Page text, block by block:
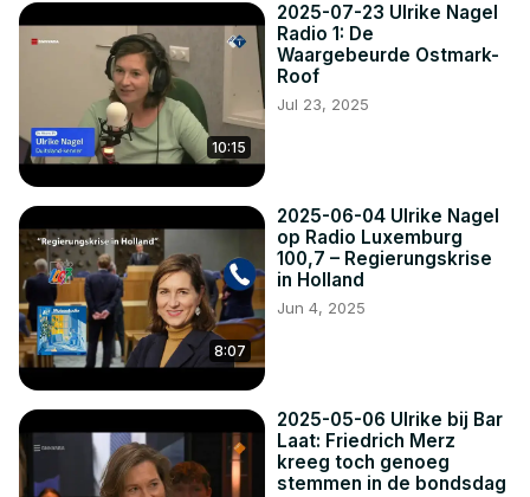
10:15
2025-07-23 Ulrike Nagel
Radio 1: De
Waargebeurde Ostmark-
Roof
Jul 23, 2025
8:07
2025-06-04 Ulrike Nagel
op Radio Luxemburg
100,7 – Regierungskrise
in Holland
Jun 4, 2025
2025-05-06 Ulrike bij Bar
Laat: Friedrich Merz
kreeg toch genoeg
stemmen in de bondsdag